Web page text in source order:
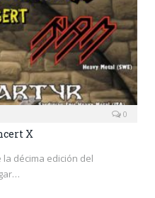
0
X
décima edición del